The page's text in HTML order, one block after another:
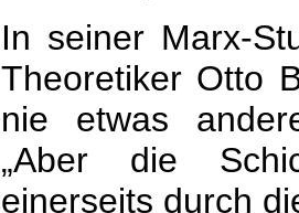
In seiner Marx-
Theoretiker Otto
nie etwas
„Aber die
einerseits durch